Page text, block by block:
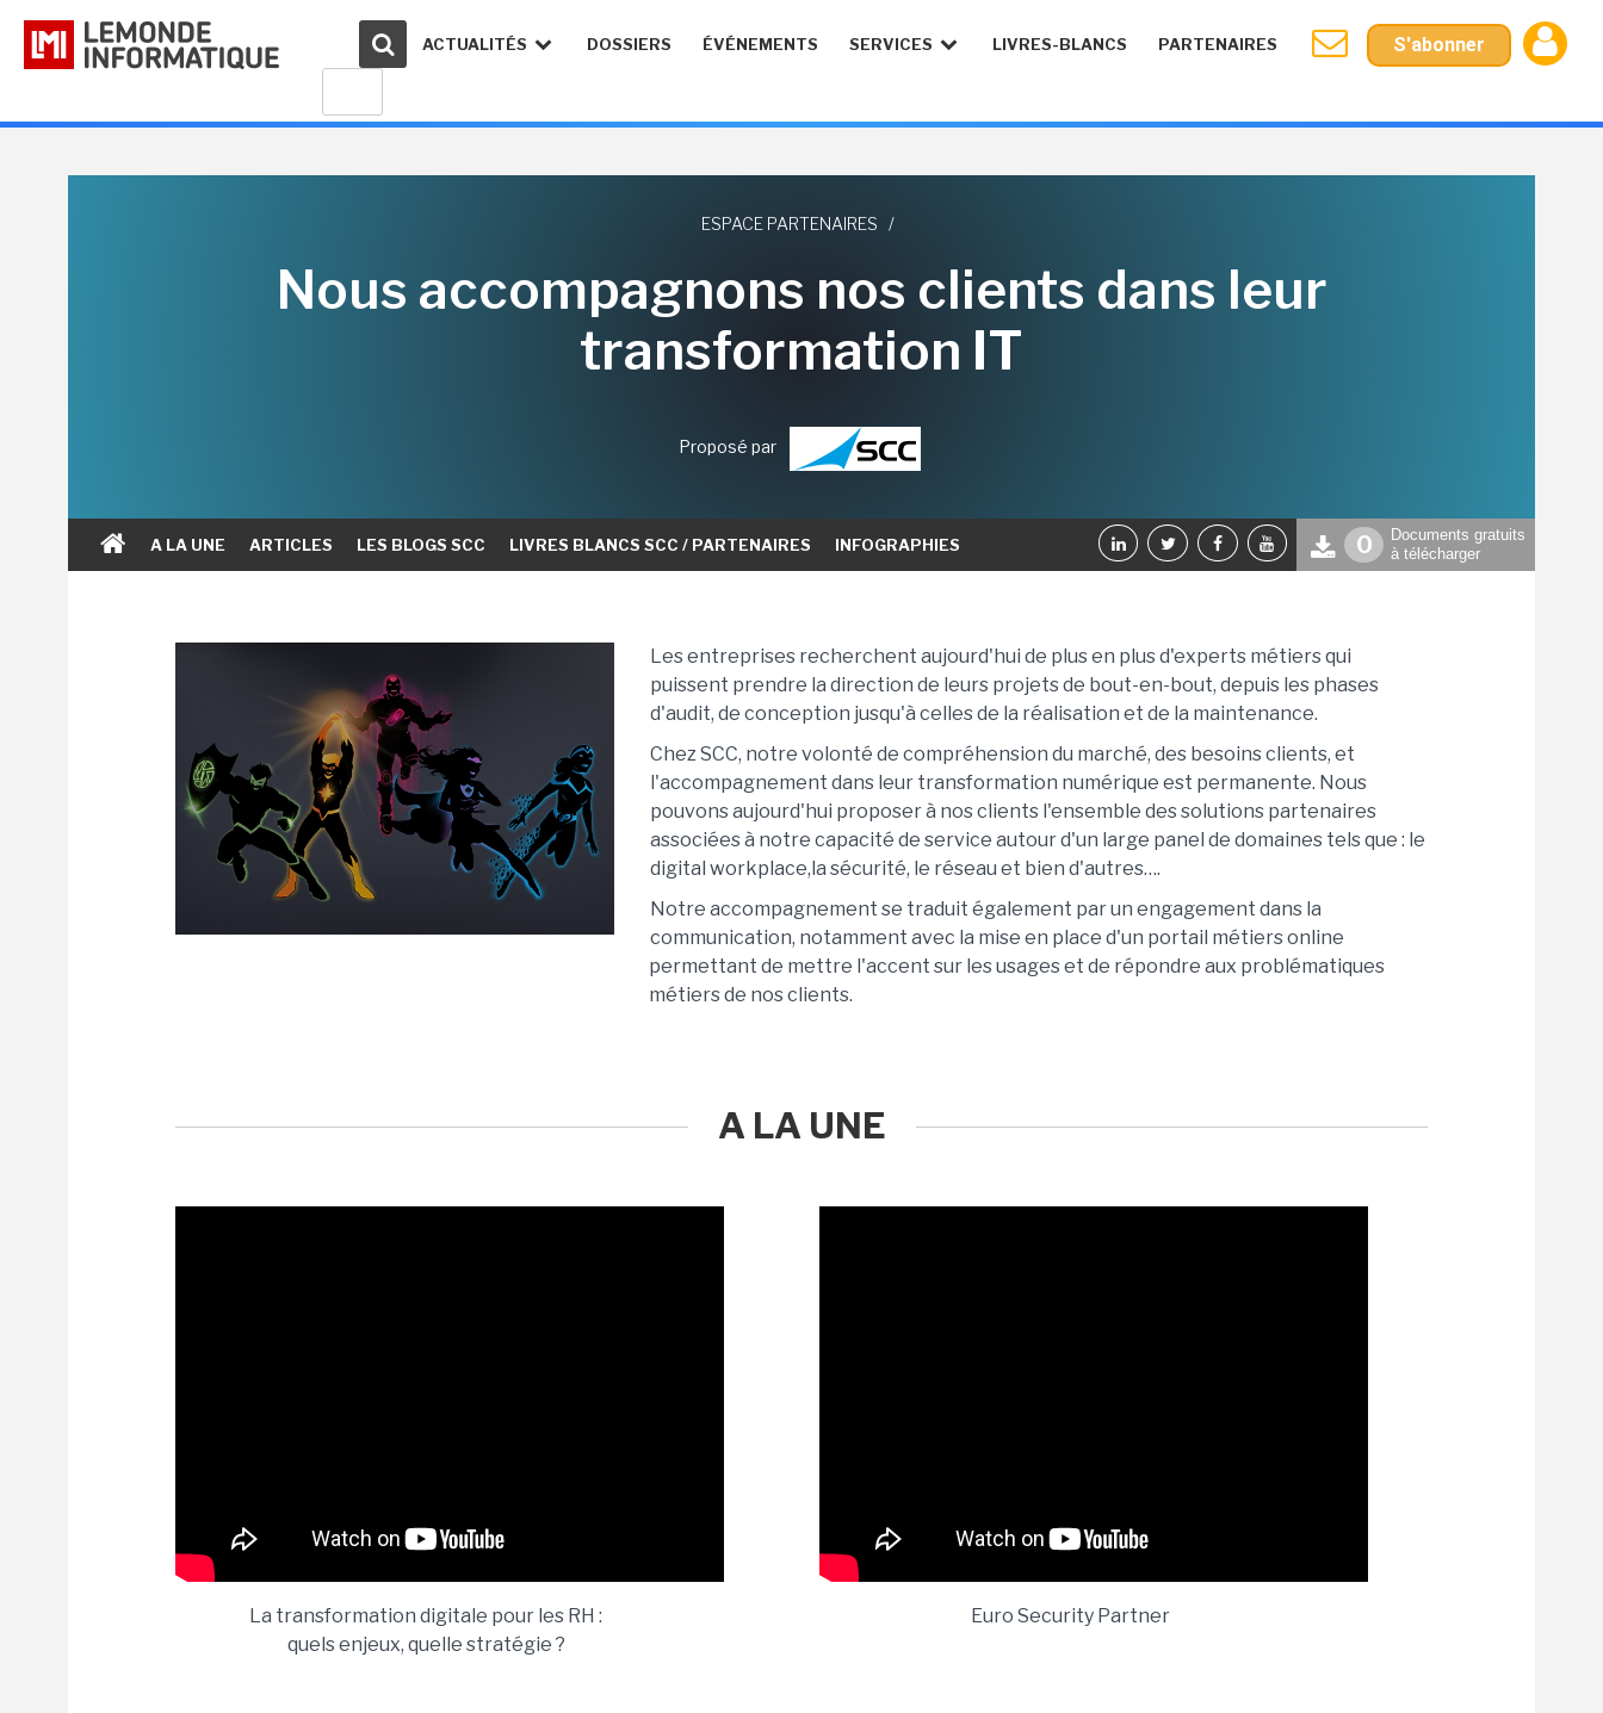
ACTUALITÉS DOSSIERS ÉVÉNEMENTS SERVICES LIVRES-BLANCS PARTENAIRES S'abonner
ESPACE PARTENAIRES /
Nous accompagnons nos clients dans leur
transformation IT
Proposé par
0
Documents gratuits
à télécharger
A LA UNE ARTICLES LES BLOGS SCC LIVRES BLANCS SCC / PARTENAIRES INFOGRAPHIES
Les entreprises recherchent aujourd'hui de plus en plus d'experts métiers qui
puissent prendre la direction de leurs projets de bout-en-bout, depuis les phases
d'audit, de conception jusqu'à celles de la réalisation et de la maintenance.
Chez SCC, notre volonté de compréhension du marché, des besoins clients, et
l'accompagnement dans leur transformation numérique est permanente. Nous
pouvons aujourd'hui proposer à nos clients l'ensemble des solutions partenaires
associées à notre capacité de service autour d'un large panel de domaines tels que : le
digital workplace,la sécurité, le réseau et bien d'autres….
Notre accompagnement se traduit également par un engagement dans la
communication, notamment avec la mise en place d'un portail métiers online
permettant de mettre l'accent sur les usages et de répondre aux problématiques
métiers de nos clients.
A LA UNE
La transformation digitale pour les RH :
quels enjeux, quelle stratégie ?
Euro Security Partner